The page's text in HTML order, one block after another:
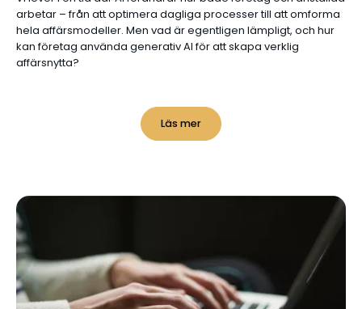
arbetar – från att optimera dagliga processer till att omforma
hela affärsmodeller. Men vad är egentligen lämpligt, och hur
kan företag använda generativ AI för att skapa verklig
affärsnytta?
Läs mer